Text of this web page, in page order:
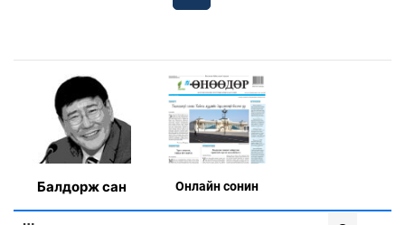
Балдорж сан Онлaйн сонин